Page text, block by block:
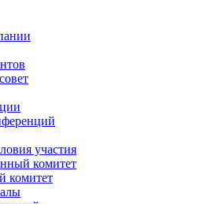
участия
комитет
комитет